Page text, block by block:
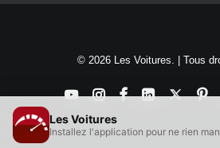
© 2026 Les Voitures. | Tous
Les Voitures